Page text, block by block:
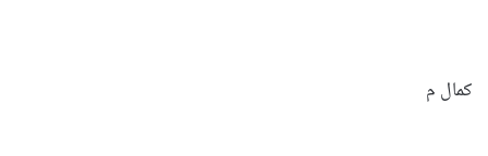
كمال م